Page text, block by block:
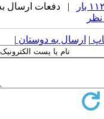
| دفعات ارسال به
| ارسال به دوستان|